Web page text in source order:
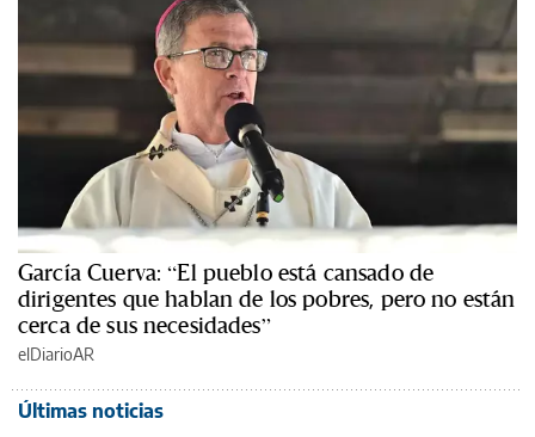
García Cuerva: “El pueblo está cansado de
dirigentes que hablan de los pobres, pero no están
cerca de sus necesidades”
elDiarioAR
Últimas noticias